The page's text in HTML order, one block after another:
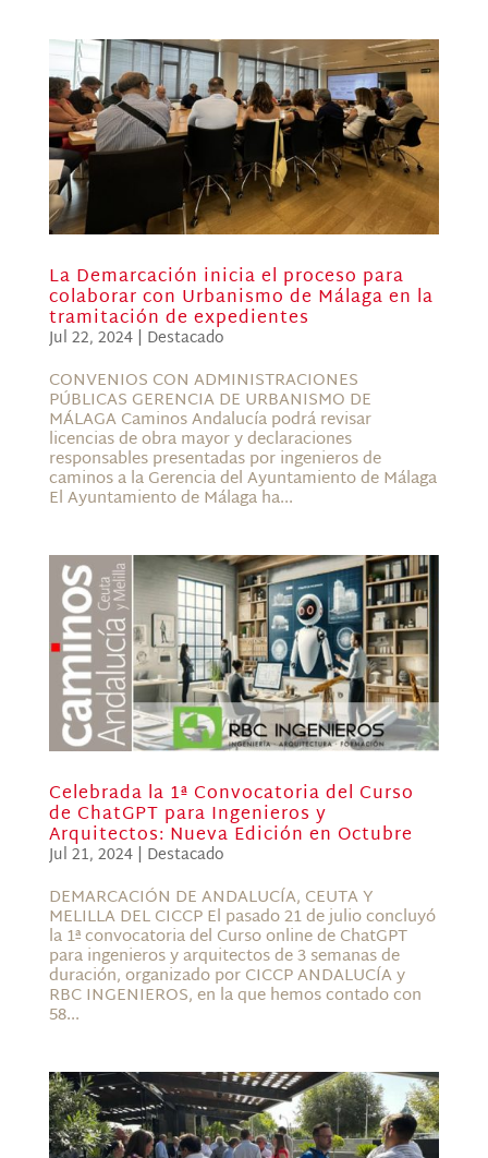
La Demarcación inicia el proceso para
colaborar con Urbanismo de Málaga en la
tramitación de expedientes
Jul 22, 2024| Destacado
CONVENIOS CON ADMINISTRACIONES
PÚBLICAS GERENCIA DE URBANISMO DE
MÁLAGA Caminos Andalucía podrá revisar
licencias de obra mayor y declaraciones
responsables presentadas por ingenieros de
caminos a la Gerencia del Ayuntamiento de Málaga
El Ayuntamiento de Málaga ha...
Celebrada la 1ª Convocatoria del Curso
de ChatGPT para Ingenieros y
Arquitectos: Nueva Edición en Octubre
Jul 21, 2024| Destacado
DEMARCACIÓN DE ANDALUCÍA, CEUTA Y
MELILLA DEL CICCP El pasado 21 de julio concluyó
la 1ª convocatoria del Curso online de ChatGPT
para ingenieros y arquitectos de 3 semanas de
duración, organizado por CICCP ANDALUCÍA y
RBC INGENIEROS, en la que hemos contado con
58...